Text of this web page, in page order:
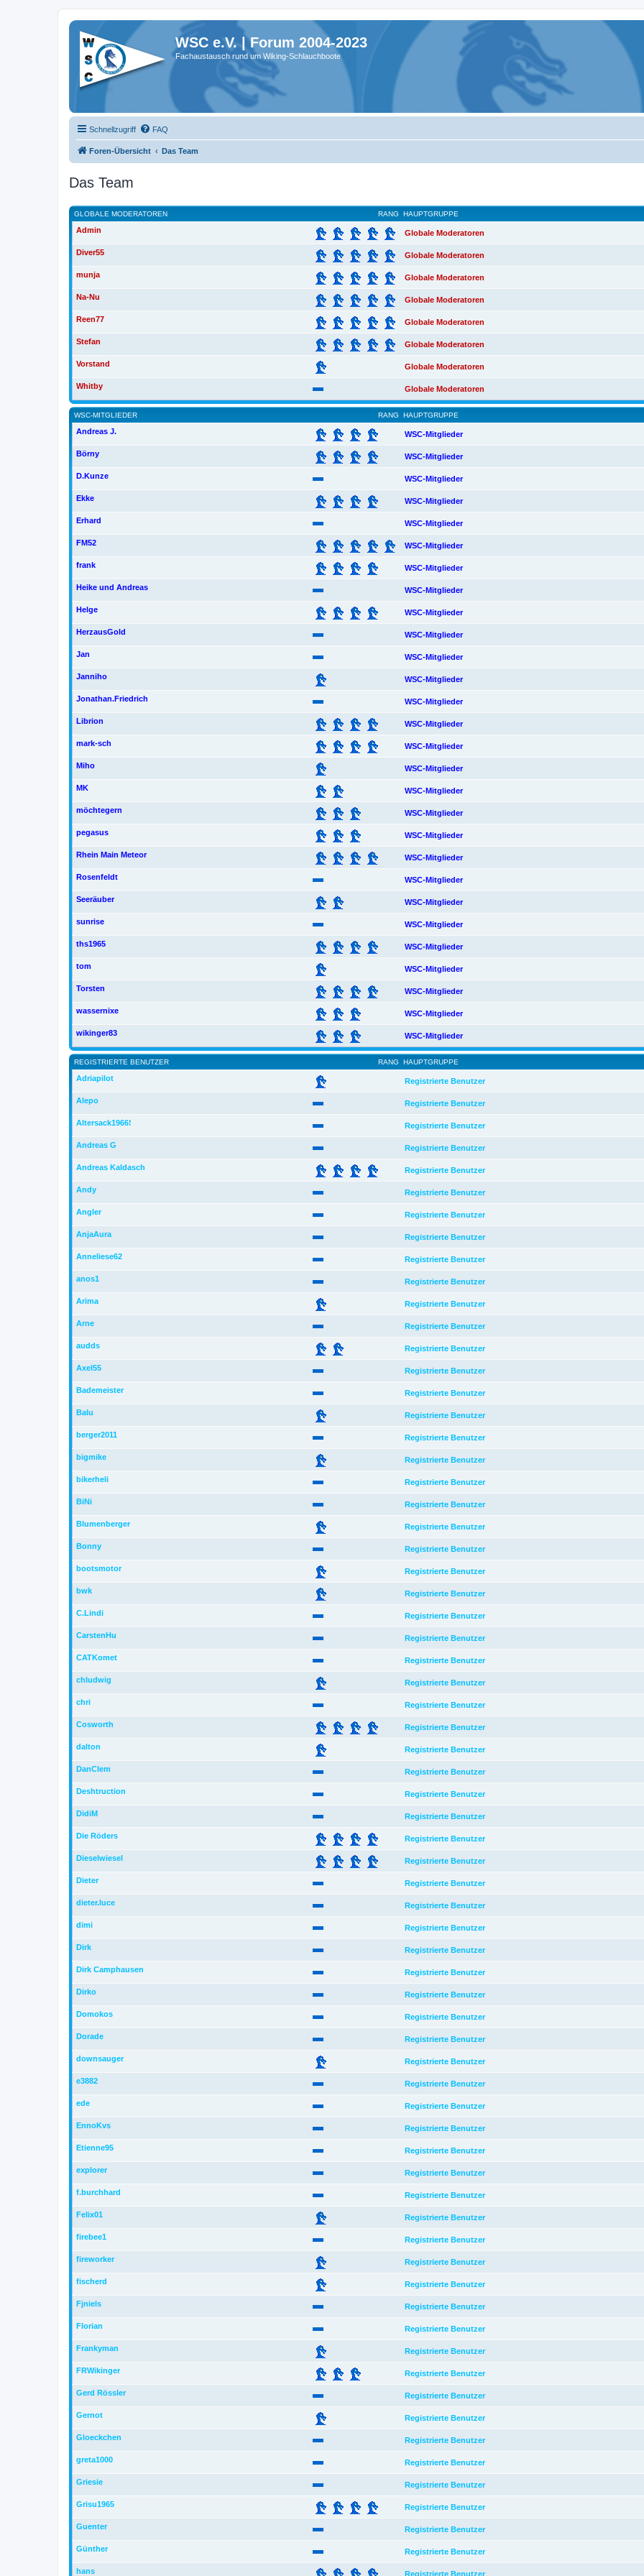
WSC e.V. | Forum 2004-2023
Fachaustausch rund um Wiking-Schlauchboote
Schnellzugriff FAQ
Foren-Übersicht Das Team
Das Team
RANG
GLOBALE MODERATOREN HAUPTGRUPPE
Admin Globale Moderatoren
Diver55 Globale Moderatoren
munja Globale Moderatoren
Na-Nu Globale Moderatoren
Reen77 Globale Moderatoren
Stefan Globale Moderatoren
Vorstand Globale Moderatoren
Whitby Globale Moderatoren
RANG
WSC-MITGLIEDER HAUPTGRUPPE
Andreas J. WSC-Mitglieder
Börny WSC-Mitglieder
D.Kunze WSC-Mitglieder
Ekke WSC-Mitglieder
Erhard WSC-Mitglieder
FM52 WSC-Mitglieder
frank WSC-Mitglieder
Heike und Andreas WSC-Mitglieder
Helge WSC-Mitglieder
HerzausGold WSC-Mitglieder
Jan WSC-Mitglieder
Janniho WSC-Mitglieder
Jonathan.Friedrich WSC-Mitglieder
Librion WSC-Mitglieder
mark-sch WSC-Mitglieder
Miho WSC-Mitglieder
MK WSC-Mitglieder
möchtegern WSC-Mitglieder
pegasus WSC-Mitglieder
Rhein Main Meteor WSC-Mitglieder
Rosenfeldt WSC-Mitglieder
Seeräuber WSC-Mitglieder
sunrise WSC-Mitglieder
ths1965 WSC-Mitglieder
tom WSC-Mitglieder
Torsten WSC-Mitglieder
wassernixe WSC-Mitglieder
wikinger83 WSC-Mitglieder
RANG
REGISTRIERTE BENUTZER HAUPTGRUPPE
Adriapilot Registrierte Benutzer
Alepo Registrierte Benutzer
Altersack1966! Registrierte Benutzer
Andreas G Registrierte Benutzer
Andreas Kaldasch Registrierte Benutzer
Andy Registrierte Benutzer
Angler Registrierte Benutzer
AnjaAura Registrierte Benutzer
Anneliese62 Registrierte Benutzer
anos1 Registrierte Benutzer
Arima Registrierte Benutzer
Arne Registrierte Benutzer
audds Registrierte Benutzer
Axel55 Registrierte Benutzer
Bademeister Registrierte Benutzer
Balu Registrierte Benutzer
berger2011 Registrierte Benutzer
bigmike Registrierte Benutzer
bikerheli Registrierte Benutzer
BiNi Registrierte Benutzer
Blumenberger Registrierte Benutzer
Bonny Registrierte Benutzer
bootsmotor Registrierte Benutzer
bwk Registrierte Benutzer
C.Lindi Registrierte Benutzer
CarstenHu Registrierte Benutzer
CATKomet Registrierte Benutzer
chludwig Registrierte Benutzer
chri Registrierte Benutzer
Cosworth Registrierte Benutzer
dalton Registrierte Benutzer
DanClem Registrierte Benutzer
Deshtruction Registrierte Benutzer
DidiM Registrierte Benutzer
Die Röders Registrierte Benutzer
Dieselwiesel Registrierte Benutzer
Dieter Registrierte Benutzer
dieter.luce Registrierte Benutzer
dimi Registrierte Benutzer
Dirk Registrierte Benutzer
Dirk Camphausen Registrierte Benutzer
Dirko Registrierte Benutzer
Domokos Registrierte Benutzer
Dorade Registrierte Benutzer
downsauger Registrierte Benutzer
e3882 Registrierte Benutzer
ede Registrierte Benutzer
EnnoKvs Registrierte Benutzer
Etienne95 Registrierte Benutzer
explorer Registrierte Benutzer
f.burchhard Registrierte Benutzer
Felix01 Registrierte Benutzer
firebee1 Registrierte Benutzer
fireworker Registrierte Benutzer
fischerd Registrierte Benutzer
Fjniels Registrierte Benutzer
Florian Registrierte Benutzer
Frankyman Registrierte Benutzer
FRWikinger Registrierte Benutzer
Gerd Rössler Registrierte Benutzer
Gernot Registrierte Benutzer
Gloeckchen Registrierte Benutzer
greta1000 Registrierte Benutzer
Griesie Registrierte Benutzer
Grisu1965 Registrierte Benutzer
Guenter Registrierte Benutzer
Günther Registrierte Benutzer
hans Registrierte Benutzer